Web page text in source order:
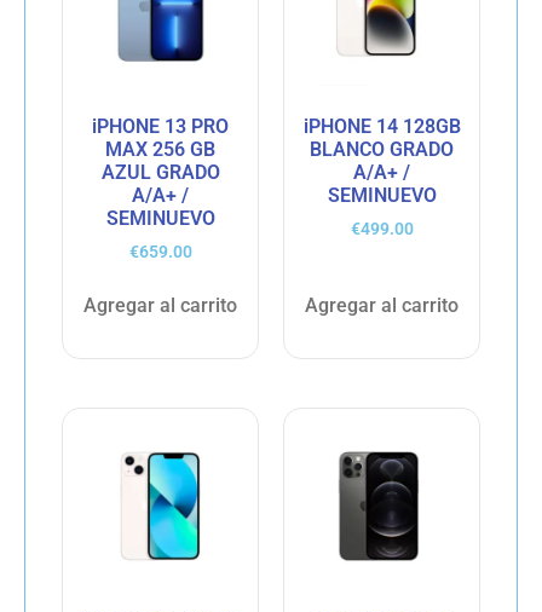
iPHONE 13 PRO
MAX 256 GB
AZUL GRADO
A/A+ /
SEMINUEVO
€659.00
Agregar al carrito
iPHONE 14 128GB
BLANCO GRADO
A/A+ /
SEMINUEVO
€499.00
Agregar al carrito